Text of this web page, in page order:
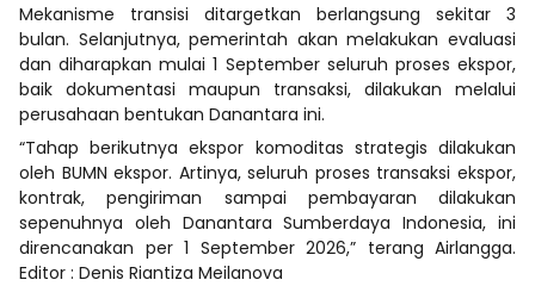
Mekanisme transisi ditargetkan berlangsung sekitar 3
bulan. Selanjutnya, pemerintah akan melakukan evaluasi
dan diharapkan mulai 1 September seluruh proses ekspor,
baik dokumentasi maupun transaksi, dilakukan melalui
perusahaan bentukan Danantara ini.
“Tahap berikutnya ekspor komoditas strategis dilakukan
oleh BUMN ekspor. Artinya, seluruh proses transaksi ekspor,
kontrak, pengiriman sampai pembayaran dilakukan
sepenuhnya oleh Danantara Sumberdaya Indonesia, ini
direncanakan per 1 September 2026,” terang Airlangga.
Editor : Denis Riantiza Meilanova